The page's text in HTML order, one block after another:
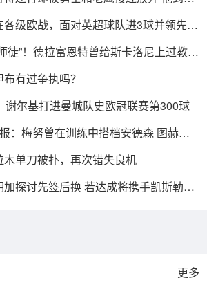
级欧战，面对英超球队进3球并领先的
徒”！德拉富恩特曾给斯卡洛尼上过教练
有过争执吗？
谢尔基打进曼城队史欧冠联赛第300球
：梅努曾在训练中搭档安德森 图赫尔
单刀被扑，再次错失良机
探讨先签后换 若达成将携手凯斯勒重
更多